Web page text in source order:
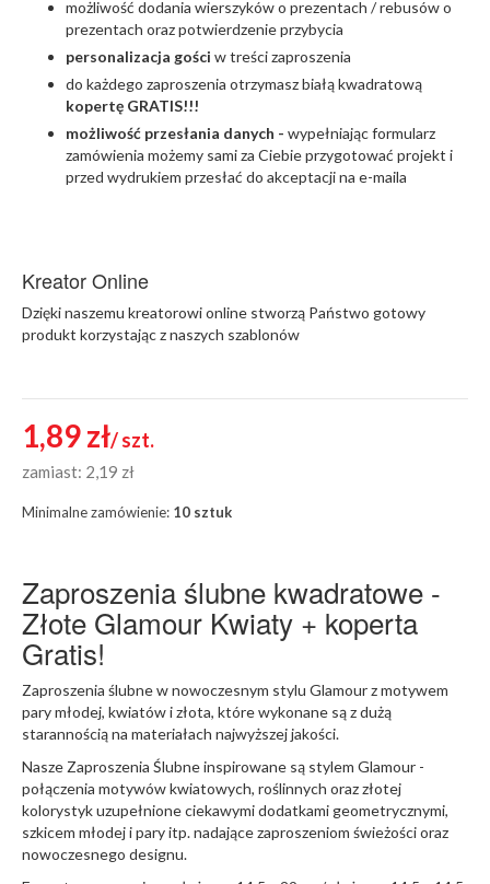
możliwość dodania wierszyków o prezentach / rebusów o
prezentach oraz potwierdzenie przybycia
personalizacja gości w treści zaproszenia
do każdego zaproszenia otrzymasz białą kwadratową
kopertę GRATIS!!!
możliwość przesłania danych - wypełniając formularz
zamówienia możemy sami za Ciebie przygotować projekt i
przed wydrukiem przesłać do akceptacji na e-maila
Kreator Online
Dzięki naszemu kreatorowi online stworzą Państwo gotowy
produkt korzystając z naszych szablonów
1,89 zł/ szt.
zamiast: 2,19 zł
Minimalne zamówienie: 10 sztuk
Zaproszenia ślubne kwadratowe -
Złote Glamour Kwiaty + koperta
Gratis!
Zaproszenia ślubne w nowoczesnym stylu Glamour z motywem
pary młodej, kwiatów i złota, które wykonane są z dużą
starannością na materiałach najwyższej jakości.
Nasze Zaproszenia Ślubne inspirowane są stylem Glamour -
połączenia motywów kwiatowych, roślinnych oraz złotej
kolorystyk uzupełnione ciekawymi dodatkami geometrycznymi,
szkicem młodej i pary itp. nadające zaproszeniom świeżości oraz
nowoczesnego designu.